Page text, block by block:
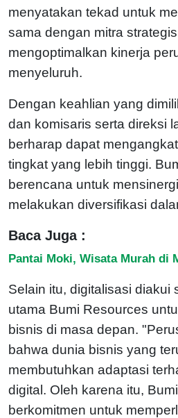
menyatakan tekad untuk
sama dengan mitra
mengoptimalkan kinerja
menyeluruh.
Dengan keahlian yang
dan komisaris serta direksi
berharap dapat
tingkat yang lebih tinggi.
berencana untuk
melakukan diversifikasi
Baca Juga :
Pantai Moki, Wisata Murah di
Selain itu, digitalisasi diakui
utama Bumi Resources
bisnis di masa depan.
bahwa dunia bisnis yang
membutuhkan adaptasi
digital. Oleh karena itu,
berkomitmen untuk